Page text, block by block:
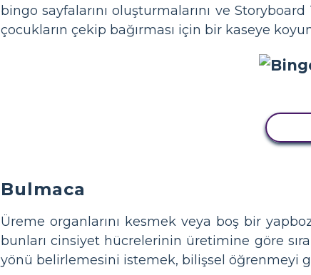
bingo sayfalarını oluşturmalarını ve
çocukların çekip bağırması için bir kaseye
Bulmaca
Üreme organlarını kesmek veya boş bir
bunları cinsiyet hücrelerinin üretimine göre
yönü belirlemesini istemek, bilişsel öğrenmeyi